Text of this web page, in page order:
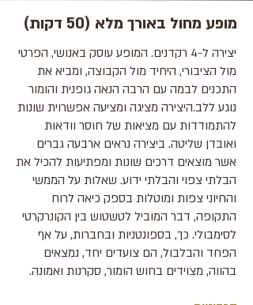
מופע מחול באורך מלא (50 דקות)
יצירה ל-4 רקדנים. המופע עוסק באנושי, הפרטי
מול הציבורי, היחיד מול הקבוצה, ומביא את
התכנים לבמה עם הרבה הנאה גופנית והומור
נוגע ללב.היצירה מציגה ומציעה אפשרוית שונות
להתמודדות עם מציאות של חוסר וודאות
ואובדן שליטה. ביצירה נראים ארבעה גברים
אשר מוצאים דרכים שונות ומפתיעות להכיל את
הבלתי צפוי והבלתי ידוע. שאלות על הממשי
והחיוני צפות ומוטלות בספק כיאה לרוח
התקופה, דבר המוביל לטשטוש בין הקונרקרטי
לסימבולי. כך, בספונטניות ובחברות, על אף
הפחד והבלבול, הם צועדים יחד, נמצאים
בהווה, מצוידים בחוש הומור, סקרנות ואמונה.